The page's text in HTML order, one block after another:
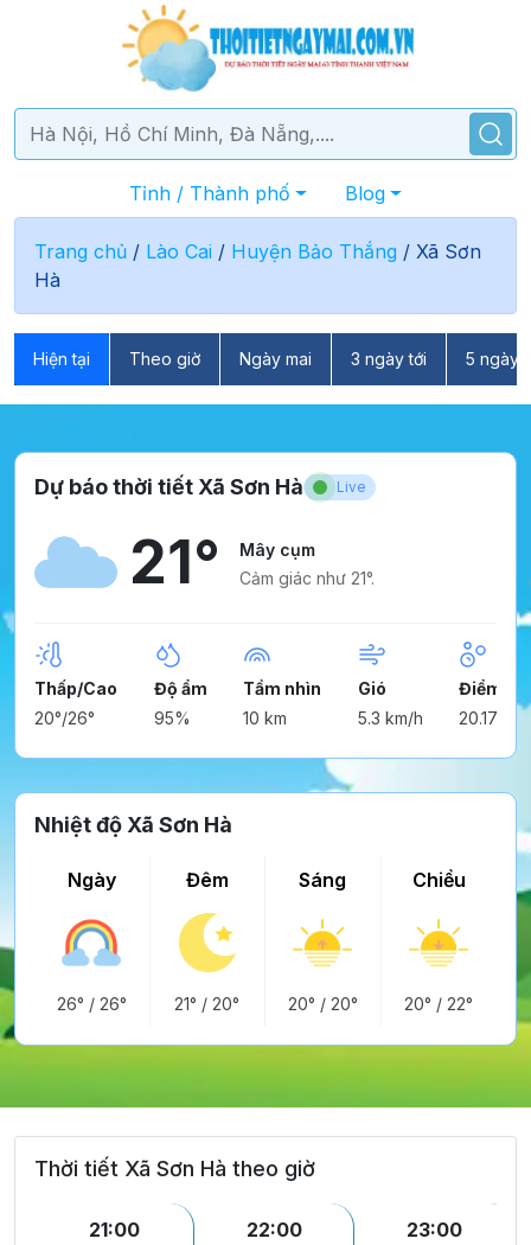
Tỉnh / Thành phố Blog
Trang chủ / Lào Cai / Huyện Bảo Thắng / Xã Sơn
Hà
Hiện tại Theo giờ Ngày mai 3 ngày tới 5 ngày
Dự báo thời tiết Xã Sơn Hà Live
21°
Mây cụm
Cảm giác như 21°.
Thấp/Cao
20°/26°
Độ ẩm
95%
Tầm nhìn
10 km
Gió
5.3 km/h
Điểm
20.17°
Nhiệt độ Xã Sơn Hà
Ngày
26° / 26°
Đêm
21° /20°
Sáng
20° / 20°
Chiều
20° /22°
Thời tiết Xã Sơn Hà theo giờ
21:00 22:00 23:00